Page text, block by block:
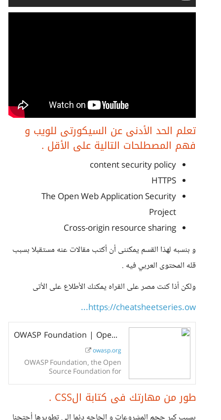
تعلم الحد الأدنى عن السيكورتى للويب و
فهم المصطلحات التالية على الأقل .
content security policy
HTTPS
The Open Web Application Security
Project
Cross-origin resource sharing
و بنسبه لهذا القسم يمكننى أن أكتب مقالات عنه مستقبلا بسبب
قله المحتوى العربي فيه .
ولكن أذا كنت مصر على القراه يمكنك الأطلاع على الأتى
https://cheatsheetseries.ow...
OWASP Foundation | Open Source Foundation for Application Security
owasp.org
OWASP Foundation, the Open
Source Foundation for
Application Security on the main
website for The OWASP
Foundation. OWASP is a
to...
طور من مهارتك فى كتابة الCSS .